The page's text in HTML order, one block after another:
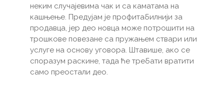
неким случајевима чак и са каматама на
кашњење. Предујам је профитабилнији за
продавца, јер део новца може потрошити на
трошкове повезане са пружањем ствари или
услуге на основу уговора. Штавише, ако се
споразум раскине, тада ће требати вратити
само преостали део.